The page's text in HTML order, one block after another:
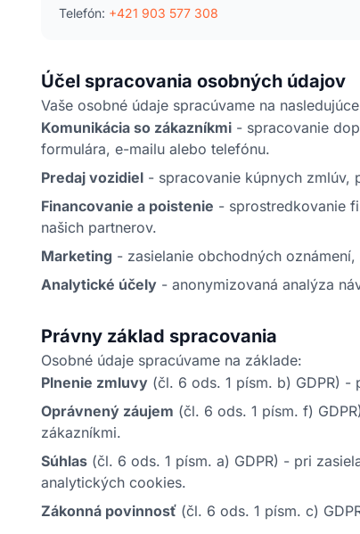
Telefón: +421 903 577 308
Účel spracovania osobných údajov
Vaše osobné údaje spracúvame na
Komunikácia so zákazníkmi - spracovanie
formulára, e-mailu alebo telefónu.
Predaj vozidiel - spracovanie kúpnych zmlúv,
Financovanie a poistenie - sprostredkovanie
našich partnerov.
Marketing - zasielanie obchodných
Analytické účely - anonymizovaná analýza
Právny základ spracovania
Osobné údaje spracúvame na základe:
Plnenie zmluvy (čl. 6 ods. 1 písm. b) GDPR)
Oprávnený záujem (čl. 6 ods. 1 písm. f)
zákazníkmi.
Súhlas (čl. 6 ods. 1 písm. a) GDPR) - pri
analytických cookies.
Zákonná povinnosť (čl. 6 ods. 1 písm. c)